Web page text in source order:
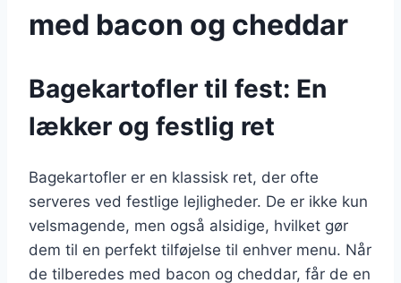
med bacon og cheddar
Bagekartofler til fest: En
lækker og festlig ret
Bagekartofler er en klassisk ret, der ofte
serveres ved festlige lejligheder. De er ikke kun
velsmagende, men også alsidige, hvilket gør
dem til en perfekt tilføjelse til enhver menu. Når
de tilberedes med bacon og cheddar, får de en